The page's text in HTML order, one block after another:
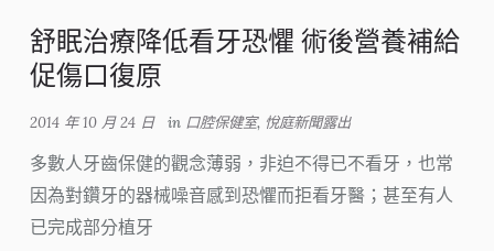
舒眠治療降低看牙恐懼 術後營養補給
促傷口復原
2014 年 10 月 24 日 in 口腔保健室, 悅庭新聞露出
多數人牙齒保健的觀念薄弱，非迫不得已不看牙，也常
因為對鑽牙的器械噪音感到恐懼而拒看牙醫；甚至有人
已完成部分植牙